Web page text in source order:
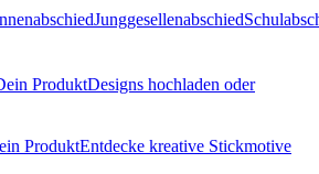
Junggesellenabschied
ProduktDesigns hochladen oder
ProduktEntdecke kreative Stickmotive